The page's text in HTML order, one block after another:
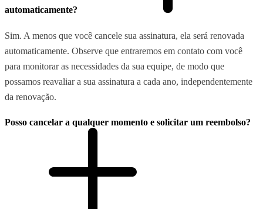
automaticamente?
Sim. A menos que você cancele sua assinatura, ela será renovada
automaticamente. Observe que entraremos em contato com você
para monitorar as necessidades da sua equipe, de modo que
possamos reavaliar a sua assinatura a cada ano, independentemente
da renovação.
Posso cancelar a qualquer momento e solicitar um reembolso?